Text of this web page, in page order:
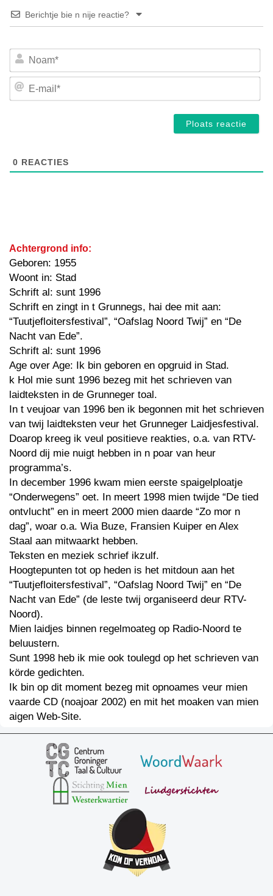
Berichtje bie n nije reactie?
E-
0 REACTIES
Achtergrond info:
Geboren: 1955
Woont in: Stad
Schrift al: sunt 1996
Schrift en zingt in t Grunnegs, hai dee mit aan:
“Tuutjefloitersfestival”, “Oafslag Noord Twij” en “De
Nacht van Ede”.
Schrift al: sunt 1996
Age over Age: Ik bin geboren en opgruid in Stad.
k Hol mie sunt 1996 bezeg mit het schrieven van
laidteksten in de Grunneger toal.
In t veujoar van 1996 ben ik begonnen mit het schrieven
van twij laidteksten veur het Grunneger Laidjesfestival.
Doarop kreeg ik veul positieve reakties, o.a. van RTV-
Noord dij mie nuigt hebben in n poar van heur
programma’s.
In december 1996 kwam mien eerste spaigelploatje
“Onderwegens” oet. In meert 1998 mien twijde “De tied
ontvlucht” en in meert 2000 mien daarde “Zo mor n
dag”, woar o.a. Wia Buze, Fransien Kuiper en Alex
Staal aan mitwaarkt hebben.
Teksten en meziek schrief ikzulf.
Hoogtepunten tot op heden is het mitdoun aan het
“Tuutjefloitersfestival”, “Oafslag Noord Twij” en “De
Nacht van Ede” (de leste twij organiseerd deur RTV-
Noord).
Mien laidjes binnen regelmoateg op Radio-Noord te
beluustern.
Sunt 1998 heb ik mie ook toulegd op het schrieven van
körde gedichten.
Ik bin op dit moment bezeg mit opnoames veur mien
vaarde CD (noajoar 2002) en mit het moaken van mien
aigen Web-Site.